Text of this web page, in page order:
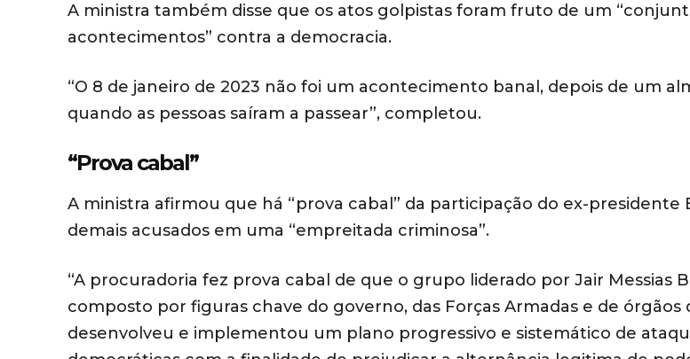
A ministra também disse que os atos golpistas foram fruto de um
acontecimentos” contra a democracia.
“O 8 de janeiro de 2023 não foi um acontecimento banal, depois de um
quando as pessoas saíram a passear”, completou.
“Prova cabal”
A ministra afirmou que há “prova cabal” da participação do ex-presidente
demais acusados em uma “empreitada criminosa”.
“A procuradoria fez prova cabal de que o grupo liderado por Jair Messias
composto por figuras chave do governo, das Forças Armadas e de órgãos
desenvolveu e implementou um plano progressivo e sistemático de